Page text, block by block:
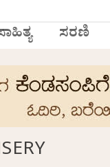
ಸರಣಿ